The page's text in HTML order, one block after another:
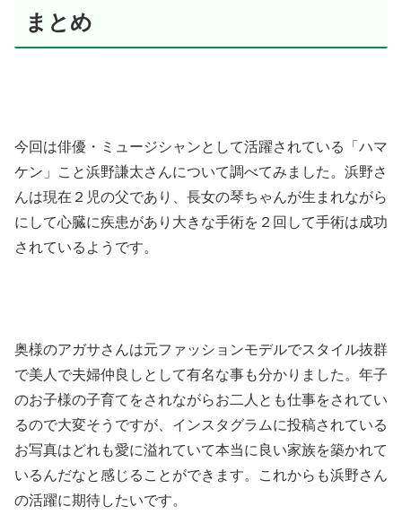
まとめ
今回は俳優・ミュージシャンとして活躍されている「ハマ
ケン」こと浜野謙太さんについて調べてみました。浜野さ
んは現在２児の父であり、長女の琴ちゃんが生まれながら
にして心臓に疾患があり大きな手術を２回して手術は成功
されているようです。
奥様のアガサさんは元ファッションモデルでスタイル抜群
で美人で夫婦仲良しとして有名な事も分かりました。年子
のお子様の子育てをされながらお二人とも仕事をされてい
るので大変そうですが、インスタグラムに投稿されている
お写真はどれも愛に溢れていて本当に良い家族を築かれて
いるんだなと感じることができます。これからも浜野さん
の活躍に期待したいです。